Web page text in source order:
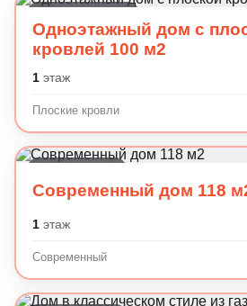
Одноэтажный дом с
кровлей 100 м2
1этаж
Плоские кровли
Современный дом 118
1этаж
Современный